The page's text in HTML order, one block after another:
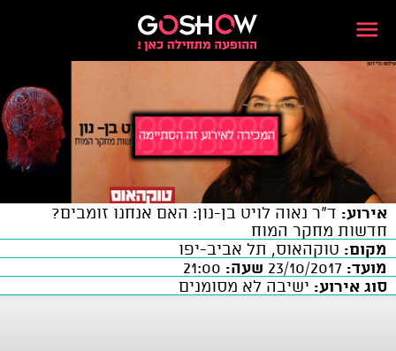
אירוע: ד"ר נאוה לויט בן-נון: האם אנחנו זומבים?
חדשות מחקר המוח
מקום: טוקהאוס, תל אביב-יפו
מועד:
שעה:
סוג אירוע: ישיבה לא מסומנים